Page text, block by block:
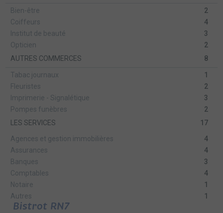
Bien-être
2
Coiffeurs
4
Institut de beauté
3
Opticien
2
AUTRES COMMERCES
8
Tabac journaux
1
Fleuristes
2
Imprimerie - Signalétique
3
Pompes funèbres
2
LES SERVICES
17
Agences et gestion immobilières
4
Assurances
4
Banques
3
Comptables
4
Notaire
1
Autres
1
Bistrot RN7